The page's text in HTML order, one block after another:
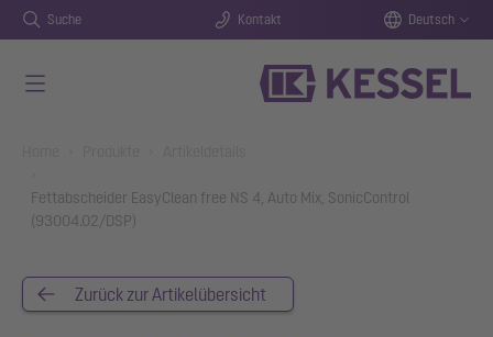
Suche Kontakt Deutsch
Fettabscheider EasyClean free NS 4, Auto Mix, SonicControl
(93004.02/DSP)
Zurück zur Artikelübersicht